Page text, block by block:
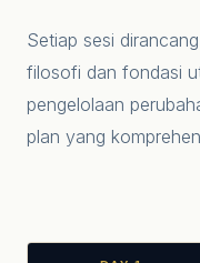
Setiap sesi
filosofi dan fondasi
pengelolaan
plan yang